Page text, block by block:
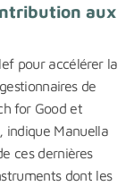
aux
pour accélérer la
de
for Good et
indique Manuella
ces dernières
dont les